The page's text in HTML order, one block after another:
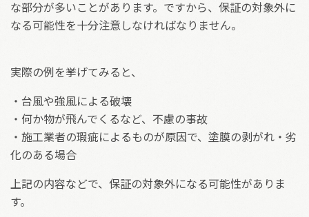
な部分が多いことがあります。ですから、保証の対象外に
なる可能性を十分注意しなければなりません。
実際の例を挙げてみると、
・台風や強風による破壊
・何か物が飛んでくるなど、不慮の事故
・施工業者の瑕疵によるものが原因で、塗膜の剥がれ・劣
化のある場合
上記の内容などで、保証の対象外になる可能性がありま
す。